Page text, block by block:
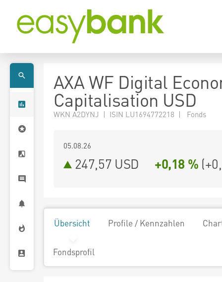
AXA WF Digital
Capitalisation USD
WKN A2DYNJ | ISIN LU1694772218 | Fonds
05.08.26
247,57 USD +0,18 % (
Übersicht Profile / Kennzahlen
Fondsprofil